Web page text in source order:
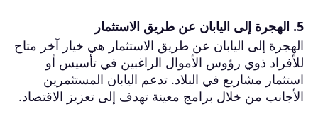
5. الهجرة إلى اليابان عن طريق الاستثمار
الهجرة إلى اليابان عن طريق الاستثمار هي خيار آخر متاح
للأفراد ذوي رؤوس الأموال الراغبين في تأسيس أو
استثمار مشاريع في البلاد. تدعم اليابان المستثمرين
الأجانب من خلال برامج معينة تهدف إلى تعزيز الاقتصاد.